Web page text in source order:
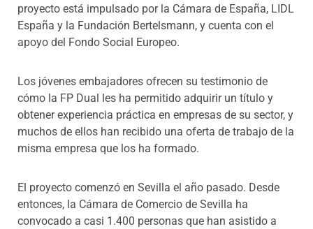
proyecto está impulsado por la Cámara de España, LIDL
España y la Fundación Bertelsmann, y cuenta con el
apoyo del Fondo Social Europeo.
Los jóvenes embajadores ofrecen su testimonio de
cómo la FP Dual les ha permitido adquirir un título y
obtener experiencia práctica en empresas de su sector, y
muchos de ellos han recibido una oferta de trabajo de la
misma empresa que los ha formado.
El proyecto comenzó en Sevilla el año pasado. Desde
entonces, la Cámara de Comercio de Sevilla ha
convocado a casi 1.400 personas que han asistido a